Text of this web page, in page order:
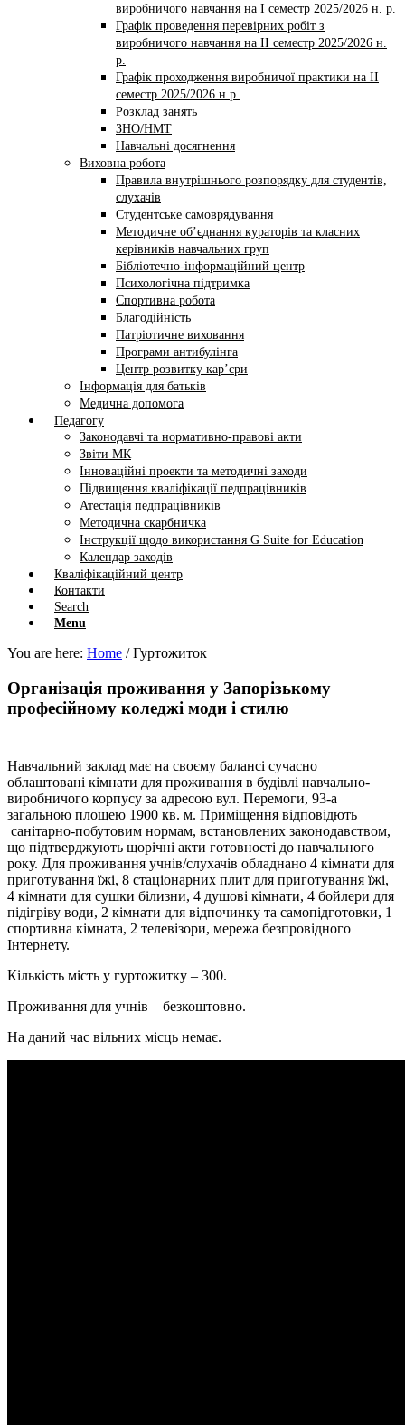
виробничого навчання на І семестр 2025/2026 н. р.
Графік проведення перевірних робіт з
виробничого навчання на ІI семестр 2025/2026 н.
р.
Графік проходження виробничої практики на II
семестр 2025/2026 н.р.
Розклад занять
ЗНО/НМТ
Навчальні досягнення
Виховна робота
Правила внутрішнього розпорядку для студентів,
слухачів
Студентське самоврядування
Методичне об’єднання кураторів та класних
керівників навчальних груп
Бібліотечно-інформаційний центр
Психологічна підтримка
Спортивна робота
Благодійність
Патріотичне виховання
Програми антибулінга
Центр розвитку кар’єри
Інформація для батьків
Медична допомога
Педагогу
Законодавчі та нормативно-правові акти
Звіти МК
Інноваційні проекти та методичні заходи
Підвищення кваліфікації педпрацівників
Атестація педпрацівників
Методична скарбничка
Інструкції щодо використання G Suite for Education
Календар заходів
Кваліфікаційний центр
Контакти
Search
Menu
You are here: Home / Гуртожиток
Організація проживання у Запорізькому
професійному коледжі моди і стилю
Навчальний заклад має на своєму балансі сучасно
облаштовані кімнати для проживання в будівлі навчально-
виробничого корпусу за адресою вул. Перемоги, 93-а
загальною площею 1900 кв. м. Приміщення відповідють
санітарно-побутовим нормам, встановлених законодавством,
що підтверджують щорічні акти готовності до навчального
року. Для проживання учнів/слухачів обладнано 4 кімнати для
приготування їжі, 8 стаціонарних плит для приготування їжі,
4 кімнати для сушки білизни, 4 душові кімнати, 4 бойлери для
підігріву води, 2 кімнати для відпочинку та самопідготовки, 1
спортивна кімната, 2 телевізори, мережа безпровідного
Інтернету.
Кількість мість у гуртожитку – 300.
Проживання для учнів – безкоштовно.
На даний час вільних місць немає.